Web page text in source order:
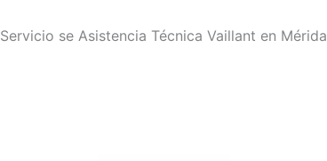
Servicio se Asistencia Técnica Vaillant en Mérida